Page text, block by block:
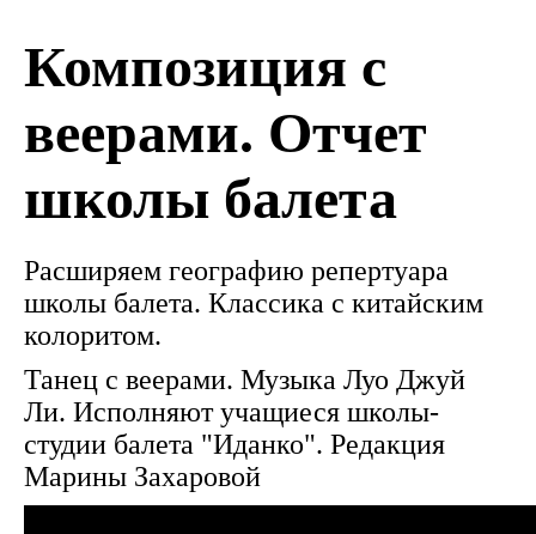
Композиция с
веерами. Отчет
школы балета
Расширяем географию репертуара
школы балета. Классика с китайским
колоритом.
Танец с веерами. Музыка Луо Джуй
Ли. Исполняют учащиеся школы-
студии балета "Иданко". Редакция
Марины Захаровой